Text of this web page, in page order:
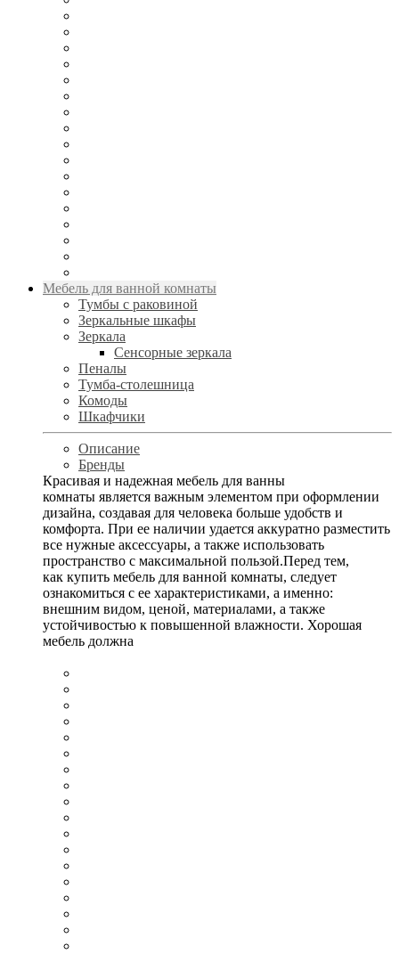
Мебель для ванной комнаты
Тумбы с раковиной
Зеркальные шкафы
Зеркала
Сенсорные зеркала
Пеналы
Тумба-столешница
Комоды
Шкафчики
Описание
Бренды
Красивая и надежная мебель для ванны
комнаты является важным элементом при оформлении
дизайна, создавая для человека больше удобств и
комфорта. При ее наличии удается аккуратно разместить
все нужные аксессуары, а также использовать
пространство с максимальной пользой.Перед тем,
как купить мебель для ванной комнаты, следует
ознакомиться с ее характеристиками, а именно:
внешним видом, ценой, материалами, а также
устойчивостью к повышенной влажности. Хорошая
мебель должна